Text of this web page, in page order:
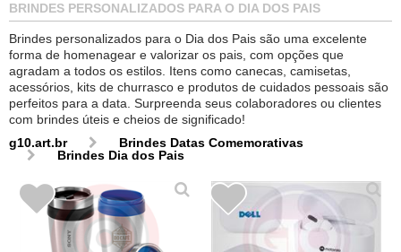
BRINDES PERSONALIZADOS PARA O DIA DOS PAIS
Brindes personalizados para o Dia dos Pais são uma excelente
forma de homenagear e valorizar os pais, com opções que
agradam a todos os estilos. Itens como canecas, camisetas,
acessórios, kits de churrasco e produtos de cuidados pessoais são
perfeitos para a data. Surpreenda seus colaboradores ou clientes
com brindes úteis e cheios de significado!
g10.art.br
Brindes Datas Comemorativas
Brindes Dia dos Pais